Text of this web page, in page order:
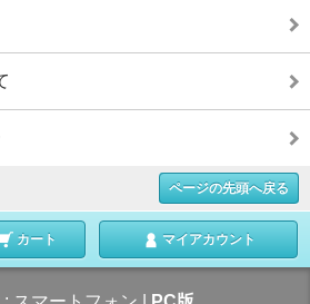
ページの先頭へ戻る
カート マイアカウント